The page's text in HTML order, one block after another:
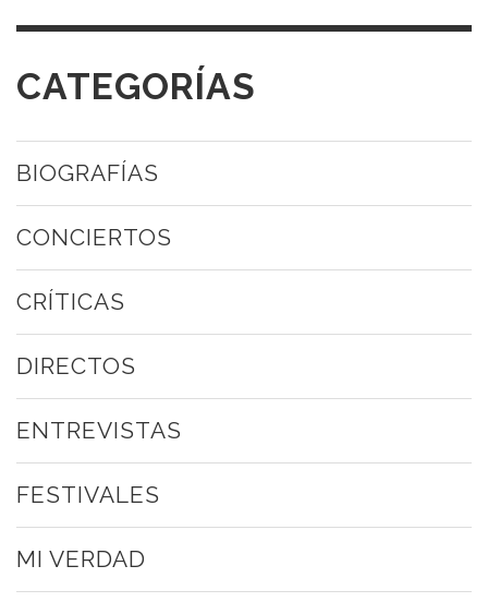
CATEGORÍAS
BIOGRAFÍAS
CONCIERTOS
CRÍTICAS
DIRECTOS
ENTREVISTAS
FESTIVALES
MI VERDAD